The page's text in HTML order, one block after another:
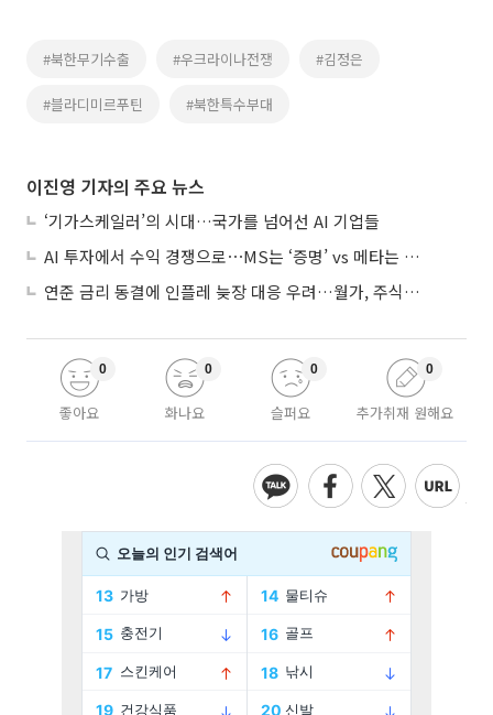
#북한무기수출 #우크라이나전쟁 #김정은
#블라디미르푸틴 #북한특수부대
이진영 기자의 주요 뉴스
‘기가스케일러’의 시대…국가를 넘어선 AI 기업들
AI 투자에서 수익 경쟁으로⋯MS는 ‘증명’ vs 메타는 ‘숙제’
연준 금리 동결에 인플레 늦장 대응 우려…월가, 주식도 채권도 던졌다
좋아요
0
화나요
0
슬퍼요
0
추가취재 원해요
0